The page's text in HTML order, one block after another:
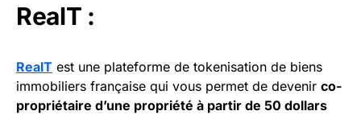
RealT :
RealT est une plateforme de tokenisation de biens
immobiliers française qui vous permet de devenir co-
propriétaire d’une propriété à partir de 50 dollars